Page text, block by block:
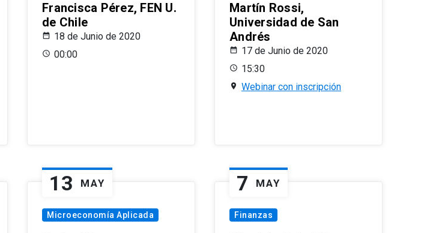
Francisca Pérez, FEN U.
de Chile
18 de Junio de 2020
00:00
Martín Rossi,
Universidad de San
Andrés
17 de Junio de 2020
15:30
Webinar con inscripción
13 MAY
Microeconomía Aplicada
7 MAY
Finanzas